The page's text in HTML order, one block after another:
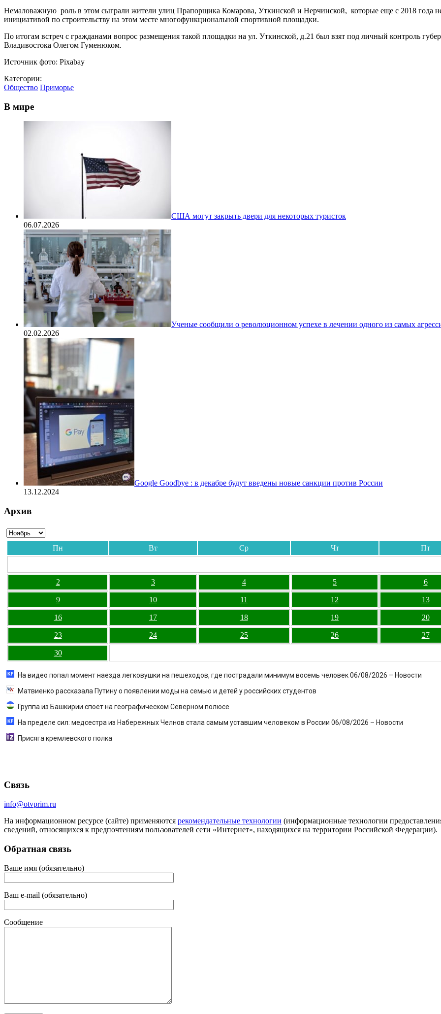
Немаловажную роль в этом сыграли жители улиц Прапорщика Комарова, Уткинской и Нерчинской, которые еще с 2018 года
инициативой по строительству на этом месте многофункциональной спортивной площадки.
По итогам встреч с гражданами вопрос размещения такой площадки на ул. Уткинской, д.21 был взят под личный контроль
Владивостока Олегом Гуменюком.
Источник фото: Pixabay
Категории:
Общество Приморье
В мире
США могут закрыть двери для некоторых туристок
06.07.2026
Ученые сообщили о революционном успехе в лечении одного из самых
02.02.2026
Google Goodbye : в декабре будут введены новые санкции против России
13.12.2024
Архив
Пн Вт Ср Чт Пт
2 3 4 5 6
9 10 11 12 13
16 17 18 19 20
23 24 25 26 27
30
На видео попал момент наезда легковушки на пешеходов, где пострадали минимум восемь человек 06/08/2026 – Новости
Матвиенко рассказала Путину о появлении моды на семью и детей у российских студентов
Группа из Башкирии споёт на географическом Северном полюсе
На пределе сил: медсестра из Набережных Челнов стала самым уставшим человеком в России 06/08/2026 – Новости
Присяга кремлевского полка
Связь
info@otvprim.ru
На информационном ресурсе (сайте) применяются рекомендательные технологии (информационные технологии
сведений, относящихся к предпочтениям пользователей сети «Интернет», находящихся на территории Российской Федерации).
Обратная связь
Ваше имя (обязательно)
Ваш e-mail (обязательно)
Сообщение